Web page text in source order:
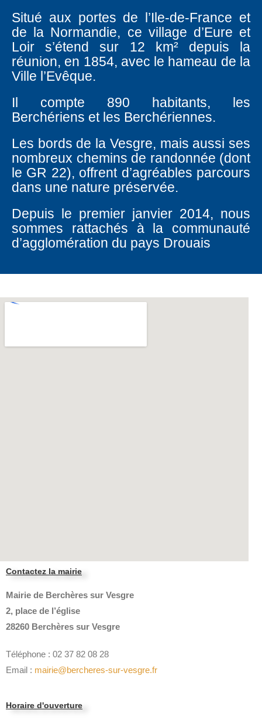
Situé aux portes de l’Ile-de-France et
de la Normandie, ce village d’Eure et
Loir s’étend sur 12 km² depuis la
réunion, en 1854, avec le hameau de la
Ville l’Evêque.
Il compte 890 habitants, les
Berchériens et les Berchériennes.
Les bords de la Vesgre, mais aussi ses
nombreux chemins de randonnée (dont
le GR 22), offrent d’agréables parcours
dans une nature préservée.
Depuis le premier janvier 2014, nous
sommes rattachés à la communauté
d’agglomération du pays Drouais
Contactez la mairie
Mairie de Berchères sur Vesgre
2, place de l’église
28260 Berchères sur Vesgre
Téléphone : 02 37 82 08 28
Email : mairie@bercheres-sur-vesgre.fr
Horaire d'ouverture